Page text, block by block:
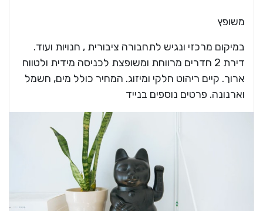
משופץ
במיקום מרכזי ונגיש לתחבורה ציבורית , חנויות ועוד.
דירת 2 חדרים מרווחת ומשופצת לכניסה מידית ולטווח
ארוך. קיים ריהוט חלקי ומיזוג. המחיר כולל מים, חשמל
וארנונה. פרטים נוספים בנייד